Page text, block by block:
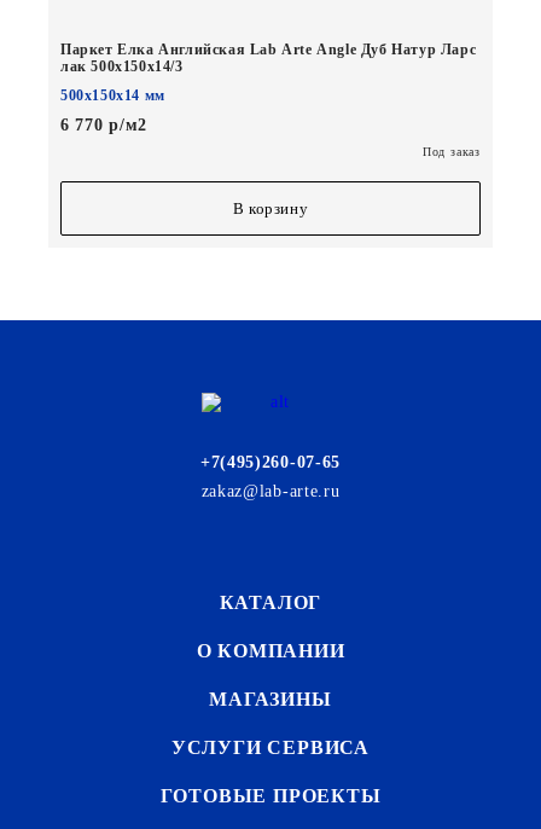
Паркет Елка Английская Lab Arte Angle Дуб Натур Ларс
лак 500х150х14/3
500х150х14 мм
6 770 р/м2
Под заказ
В корзину
+7(495)260-07-65
zakaz@lab-arte.ru
КАТАЛОГ
О КОМПАНИИ
МАГАЗИНЫ
УСЛУГИ СЕРВИСА
ГОТОВЫЕ ПРОЕКТЫ